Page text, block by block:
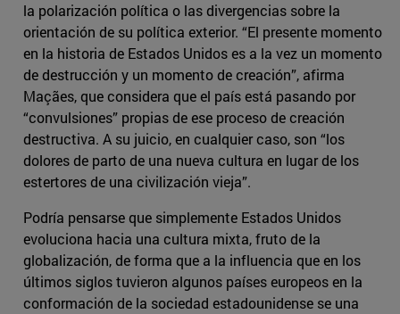
la polarización política o las divergencias sobre la
orientación de su política exterior. “El presente momento
en la historia de Estados Unidos es a la vez un momento
de destrucción y un momento de creación”, afirma
Maçães, que considera que el país está pasando por
“convulsiones” propias de ese proceso de creación
destructiva. A su juicio, en cualquier caso, son “los
dolores de parto de una nueva cultura en lugar de los
estertores de una civilización vieja”.
Podría pensarse que simplemente Estados Unidos
evoluciona hacia una cultura mixta, fruto de la
globalización, de forma que a la influencia que en los
últimos siglos tuvieron algunos países europeos en la
conformación de la sociedad estadounidense se una